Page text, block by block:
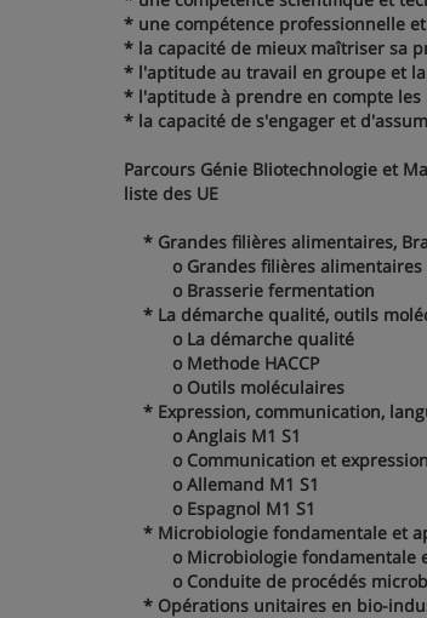
* une compétence professionnelle
* la capacité de mieux maîtriser sa
* l'aptitude au travail en groupe et
* l'aptitude à prendre en compte
* la capacité de s'engager et
Parcours Génie BIiotechnologie et
liste des UE
* Grandes filières alimentaires,
o Grandes filières alimentaires
o Brasserie fermentation
* La démarche qualité, outils
o La démarche qualité
o Methode HACCP
o Outils moléculaires
* Expression, communication,
o Anglais M1 S1
o Communication et expression
o Allemand M1 S1
o Espagnol M1 S1
* Microbiologie fondamentale et
o Microbiologie fondamentale
o Conduite de procédés
* Opérations unitaires en bio-